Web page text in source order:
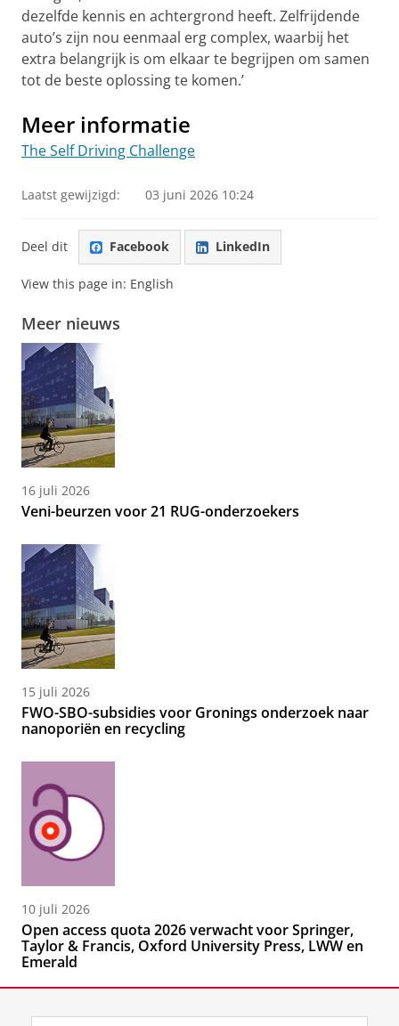
dezelfde kennis en achtergrond heeft. Zelfrijdende
auto’s zijn nou eenmaal erg complex, waarbij het
extra belangrijk is om elkaar te begrijpen om samen
tot de beste oplossing te komen.’
Meer informatie
The Self Driving Challenge
Laatst gewijzigd: 03 juni 2026 10:24
Deel dit Facebook LinkedIn
View this page in: English
Meer nieuws
16 juli 2026
Veni-beurzen voor 21 RUG-onderzoekers
15 juli 2026
FWO-SBO-subsidies voor Gronings onderzoek naar
nanoporiën en recycling
10 juli 2026
Open access quota 2026 verwacht voor Springer,
Taylor & Francis, Oxford University Press, LWW en
Emerald